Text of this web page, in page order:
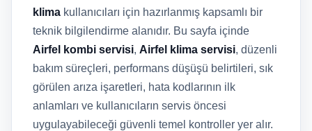
klima kullanıcıları için hazırlanmış kapsamlı bir
teknik bilgilendirme alanıdır. Bu sayfa içinde
Airfel kombi servisi, Airfel klima servisi, düzenli
bakım süreçleri, performans düşüşü belirtileri, sık
görülen arıza işaretleri, hata kodlarının ilk
anlamları ve kullanıcıların servis öncesi
uygulayabileceği güvenli temel kontroller yer alır.